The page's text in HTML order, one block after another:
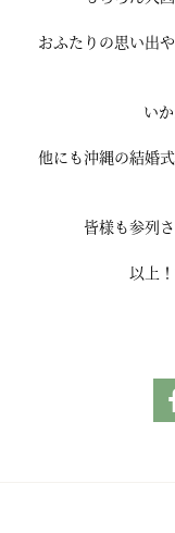
おふたりの思い出
い
他にも沖縄の結婚
皆様も参列
以上